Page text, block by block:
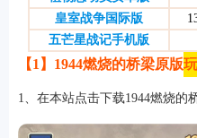
皇室战争国际版
五芒星战记手机版
【1】1944燃烧的桥梁原版
1、在本站点击下载1944燃烧的